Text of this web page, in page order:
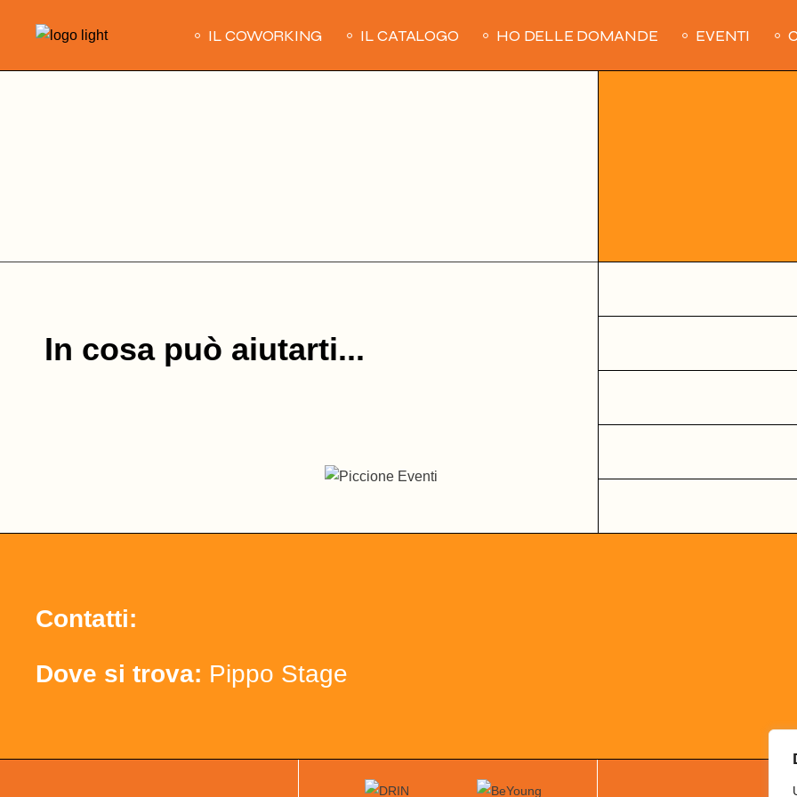
IL COWORKING IL CATALOGO HO DELLE DOMANDE EVENTI
In cosa può aiutarti...
Contatti:
Dove si trova: Pippo Stage